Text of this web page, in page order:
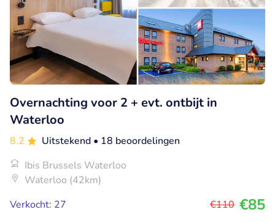
Overnachting voor 2 + evt. ontbijt in
Waterloo
8.2 Uitstekend • 18 beoordelingen
Ibis Brussels Waterloo
Waterloo (42km)
Verkocht: 27
€110 €85